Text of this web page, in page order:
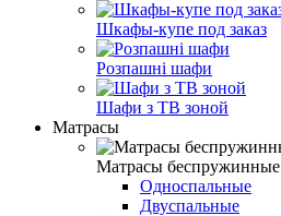
Шкафы-купе под заказ
Розпашні шафи
Шафи з ТВ зоной
Матрасы
Матрасы беспружинные
Односпальные
Двуспальные